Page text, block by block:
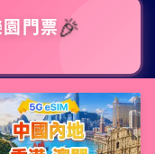
門票🎉